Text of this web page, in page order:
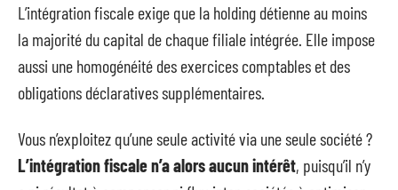
L’intégration fiscale exige que la holding détienne au moins
la majorité du capital de chaque filiale intégrée. Elle impose
aussi une homogénéité des exercices comptables et des
obligations déclaratives supplémentaires.
Vous n’exploitez qu’une seule activité via une seule société ?
L’intégration fiscale n’a alors aucun intérêt, puisqu’il n’y